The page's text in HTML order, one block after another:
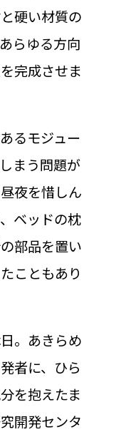
硬い材質の
らゆる方向
完成させま
るモジュー
まう問題が
夜を惜しん
ベッドの枕
部品を置い
こともあり
。あきらめ
者に、ひら
を抱えたま
開発センタ